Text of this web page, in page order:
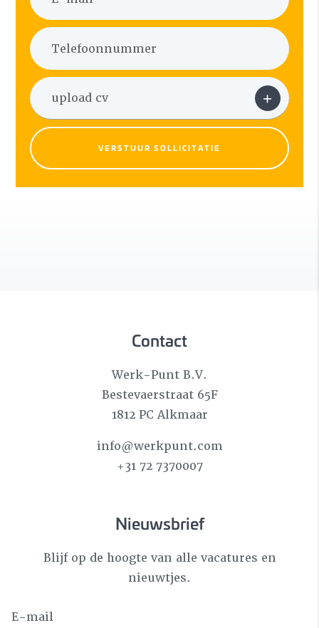
VERSTUUR SOLLICITATIE
Nieuwsbrief
Blijf op de hoogte van alle vacatures en
nieuwtjes.
Contact
Werk-Punt B.V.
Bestevaerstraat 65F
1812 PC Alkmaar
info@werkpunt.com
+31 72 7370007